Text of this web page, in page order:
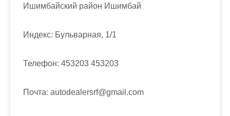
Ишимбайский район Ишимбай
Индекс: Бульварная, 1/1
Телефон: 453203 453203
Почта: autodealersrf@gmail.com